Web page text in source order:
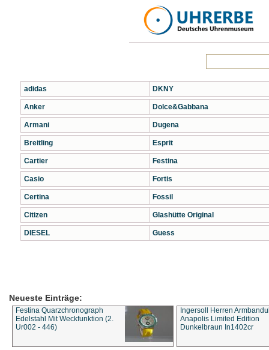
adidas
Anker
Armani
Breitling
Cartier
Casio
Certina
Citizen
DIESEL
DKNY
Dolce&Gabbana
Dugena
Esprit
Festina
Fortis
Fossil
Glashütte Original
Guess
Neueste Einträge:
Festina Quarzchronograph
Edelstahl Mit Weckfunktion (2.
Ur002 - 446)
Ingersoll Herren
Anapolis Limited Edition
Dunkelbraun In1402cr